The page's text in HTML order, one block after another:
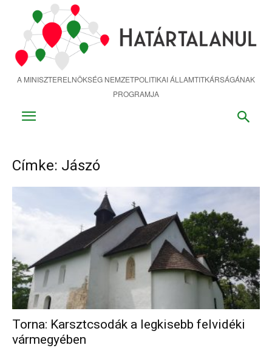
tartalomra
A MINISZTERELNÖKSÉG NEMZETPOLITIKAI ÁLLAMTITKÁRSÁGÁNAK
PROGRAMJA
Címke: Jászó
Torna: Karsztcsodák a legkisebb felvidéki
vármegyében